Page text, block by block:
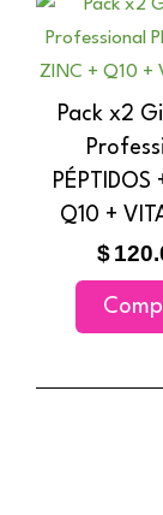
Pack x2
PÉPTIDOS
Q10 +
$